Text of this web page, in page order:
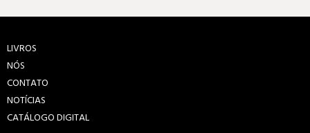
LIVROS
NÓS
CONTATO
NOTÍCIAS
CATÁLOGO DIGITAL